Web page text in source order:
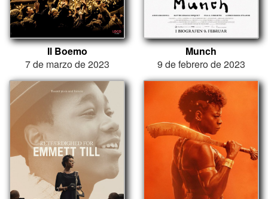
Il Boemo
7 de marzo de 2023
Munch
9 de febrero de 2023